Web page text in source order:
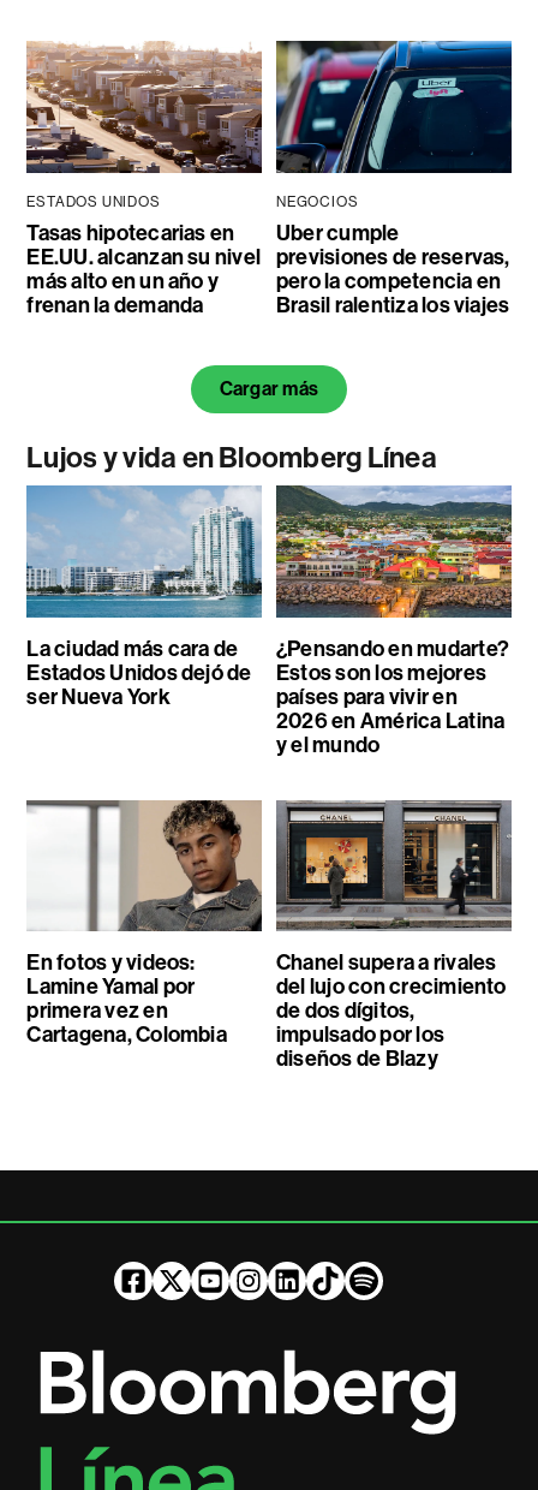
ESTADOS UNIDOS
Tasas hipotecarias en
EE.UU. alcanzan su nivel
más alto en un año y
frenan la demanda
NEGOCIOS
Uber cumple
previsiones de reservas,
pero la competencia en
Brasil ralentiza los viajes
Cargar más
Lujos y vida en Bloomberg Línea
La ciudad más cara de
Estados Unidos dejó de
ser Nueva York
¿Pensando en mudarte?
Estos son los mejores
países para vivir en
2026 en América Latina
y el mundo
En fotos y videos:
Lamine Yamal por
primera vez en
Cartagena, Colombia
Chanel supera a rivales
del lujo con crecimiento
de dos dígitos,
impulsado por los
diseños de Blazy